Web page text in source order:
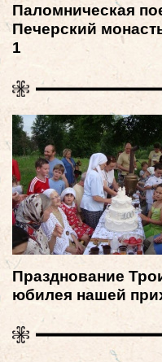
Паломническая
Печерский
1
Празднование
юбилея нашей